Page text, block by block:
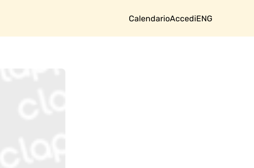
CalendarioAccediENG